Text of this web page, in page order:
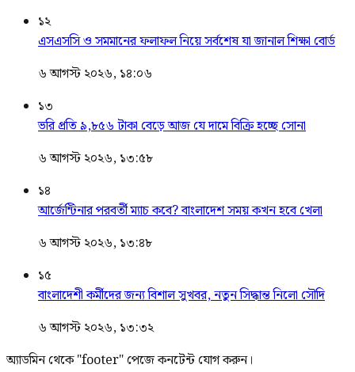
১২
এসএসসি ও সমমানের ফলাফল নিয়ে সর্বশেষ যা জানাল শিক্ষা বোর্ড
৬ আগস্ট ২০২৬, ১৪:০৬
১৩
ভরি প্রতি ৯,৮৫৬ টাকা বেড়ে আজ যে দামে বিক্রি হচ্ছে সোনা
৬ আগস্ট ২০২৬, ১৩:৫৮
১৪
আর্জেন্টিনার পরবর্তী ম্যাচ কবে? বাংলাদেশ সময় কখন হবে খেলা
৬ আগস্ট ২০২৬, ১৩:৪৮
১৫
বাংলাদেশী কর্মীদের জন্য বিশাল সুখবর, নতুন সিদ্ধান্ত নিলো সৌদি
৬ আগস্ট ২০২৬, ১৩:৩২
অ্যাডমিন থেকে "footer" পেজে কনটেন্ট যোগ করুন।